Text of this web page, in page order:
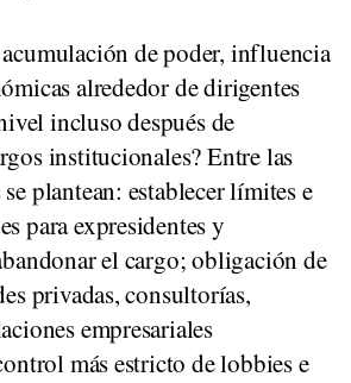
de poder, influencia
alrededor de dirigentes
incluso después de
institucionales?Entre las
plantean: establecer límites e
para expresidentes y
el cargo; obligación de
privadas, consultorías,
empresariales
más estricto de lobbies e